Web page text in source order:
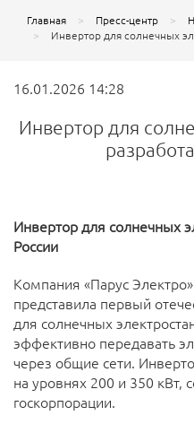
Главная Пресс-центр
Инвертор для солнечных
16.01.2026 14:28
Инвертор для
Инвертор для солнечных
России
Компания «Парус
представила первый
для солнечных
эффективно передавать
через общие сети.
на уровнях 200 и 350 кВт,
госкорпорации.